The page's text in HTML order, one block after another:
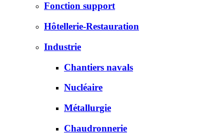
Fonction support
Hôtellerie-Restauration
Industrie
Chantiers navals
Nucléaire
Métallurgie
Chaudronnerie